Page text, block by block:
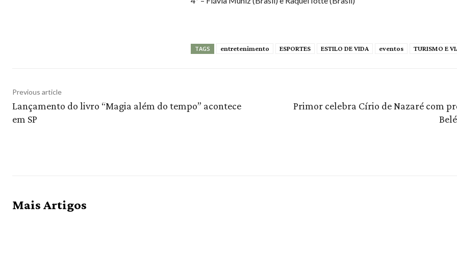
TAGS entretenimento ESPORTES ESTILO DE VIDA eventos TURISMO E
Previous article
Lançamento do livro “Magia além do tempo” acontece
em SP
Primor celebra Círio de Nazaré com
Mais Artigos